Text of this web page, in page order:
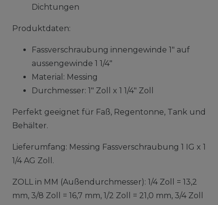
Dichtungen
Produktdaten:
Fassverschraubung innengewinde 1" auf
aussengewinde 1 1/4"
Material: Messing
Durchmesser: 1" Zoll x 1 1/4" Zoll
Perfekt geeignet für Faß, Regentonne, Tank und
Behälter.
Lieferumfang: Messing Fassverschraubung 1 IG x 1
1/4 AG Zoll.
ZOLL in MM (Außendurchmesser): 1/4 Zoll = 13,2
mm, 3/8 Zoll = 16,7 mm, 1/2 Zoll = 21,0 mm, 3/4 Zoll